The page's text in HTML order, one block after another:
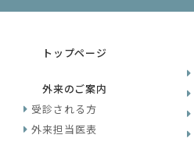
トップページ
外来のご案内
受診される方
外来担当医表